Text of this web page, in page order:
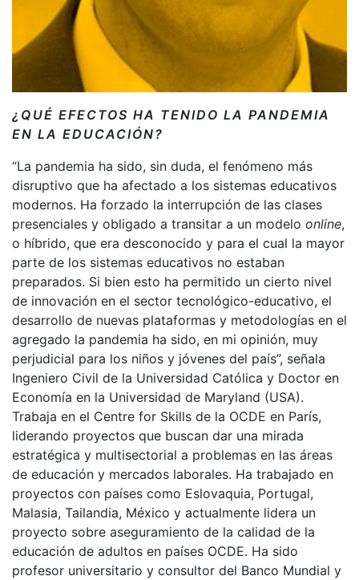
¿QUÉ EFECTOS HA TENIDO LA PANDEMIA
EN LA EDUCACIÓN?
“La pandemia ha sido, sin duda, el fenómeno más
disruptivo que ha afectado a los sistemas educativos
modernos. Ha forzado la interrupción de las clases
presenciales y obligado a transitar a un modelo online,
o híbrido, que era desconocido y para el cual la mayor
parte de los sistemas educativos no estaban
preparados. Si bien esto ha permitido un cierto nivel
de innovación en el sector tecnológico-educativo, el
desarrollo de nuevas plataformas y metodologías en el
agregado la pandemia ha sido, en mi opinión, muy
perjudicial para los niños y jóvenes del país”, señala
Ingeniero Civil de la Universidad Católica y Doctor en
Economía en la Universidad de Maryland (USA).
Trabaja en el Centre for Skills de la OCDE en París,
liderando proyectos que buscan dar una mirada
estratégica y multisectorial a problemas en las áreas
de educación y mercados laborales. Ha trabajado en
proyectos con países como Eslovaquia, Portugal,
Malasia, Tailandia, México y actualmente lidera un
proyecto sobre aseguramiento de la calidad de la
educación de adultos en países OCDE. Ha sido
profesor universitario y consultor del Banco Mundial y